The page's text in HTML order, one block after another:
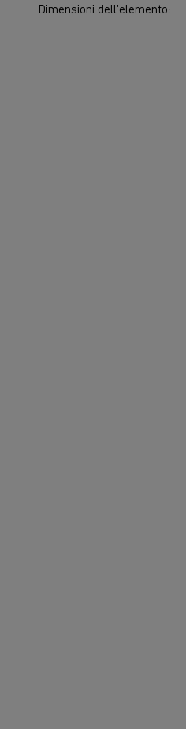
Dimensioni dell'elemento: